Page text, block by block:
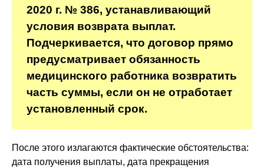
2020 г. № 386, устанавливающий
условия возврата выплат.
Подчеркивается, что договор прямо
предусматривает обязанность
медицинского работника возвратить
часть суммы, если он не отработает
установленный срок.
После этого излагаются фактические обстоятельства:
дата получения выплаты, дата прекращения